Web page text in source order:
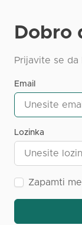
Dobro
Prijavite se
Email
Lozinka
Zapamti me